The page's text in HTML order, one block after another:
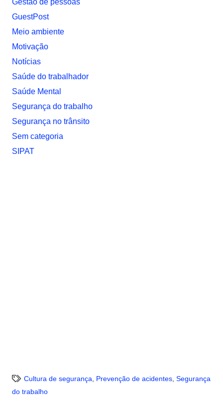
GuestPost
Meio ambiente
Motivação
Notí­cias
Saúde do trabalhador
Saúde Mental
Segurança do trabalho
Segurança no trânsito
Sem categoria
SIPAT
Cultura de segurança Prevenção de acidentes, Segurança
do trabalho